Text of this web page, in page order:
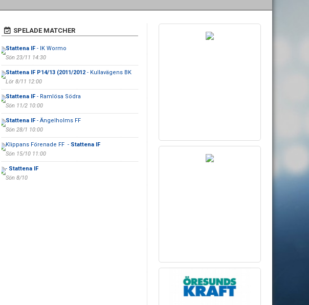
SPELADE MATCHER
Stattena IF- IK Wormo
Sön 23/11 14:30
Stattena IF P14/13 (2011/2012- Kullavägens BK
Lör 8/11 12:00
Stattena IF- Ramlösa Södra
Sön 11/2 10:00
Stattena IF- Ängelholms FF
Sön 28/1 10:00
Klippans Förenade FF - Stattena IF
Sön 15/10 11:00
- Stattena IF
Sön 8/10